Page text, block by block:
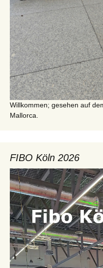
Willkommen; gesehen auf
Mallorca.
FIBO Köln 2026
Video-
Player